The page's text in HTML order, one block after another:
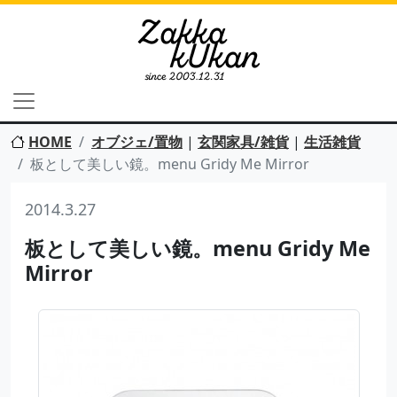
HOME オブジェ/置物 | 玄関家具/雑貨| 生活雑貨
板として美しい鏡。menu Gridy Me Mirror
2014.3.27
板として美しい鏡。menu Gridy Me
Mirror